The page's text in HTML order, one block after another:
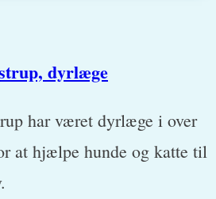
dyrlæge
har været dyrlæge i over
at hjælpe hunde og katte til